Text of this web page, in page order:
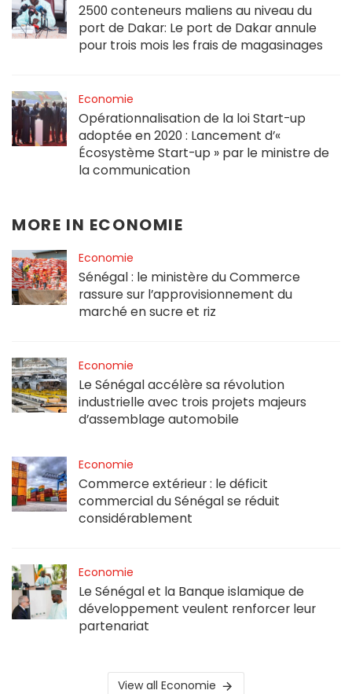
2500 conteneurs maliens au niveau du
port de Dakar: Le port de Dakar annule
pour trois mois les frais de magasinages
Economie
Opérationnalisation de la loi Start-up
adoptée en 2020 : Lancement d’«
Écosystème Start-up » par le ministre de
la communication
MORE IN ECONOMIE
Economie
Sénégal : le ministère du Commerce
rassure sur l’approvisionnement du
marché en sucre et riz
Economie
Le Sénégal accélère sa révolution
industrielle avec trois projets majeurs
d’assemblage automobile
Economie
Commerce extérieur : le déficit
commercial du Sénégal se réduit
considérablement
Economie
Le Sénégal et la Banque islamique de
développement veulent renforcer leur
partenariat
View all Economie